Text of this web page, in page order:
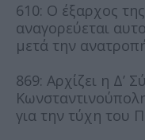
610: Ο έξαρχος
αναγορεύεται
μετά την
869: Αρχίζει η Δ’
για την τύχη του